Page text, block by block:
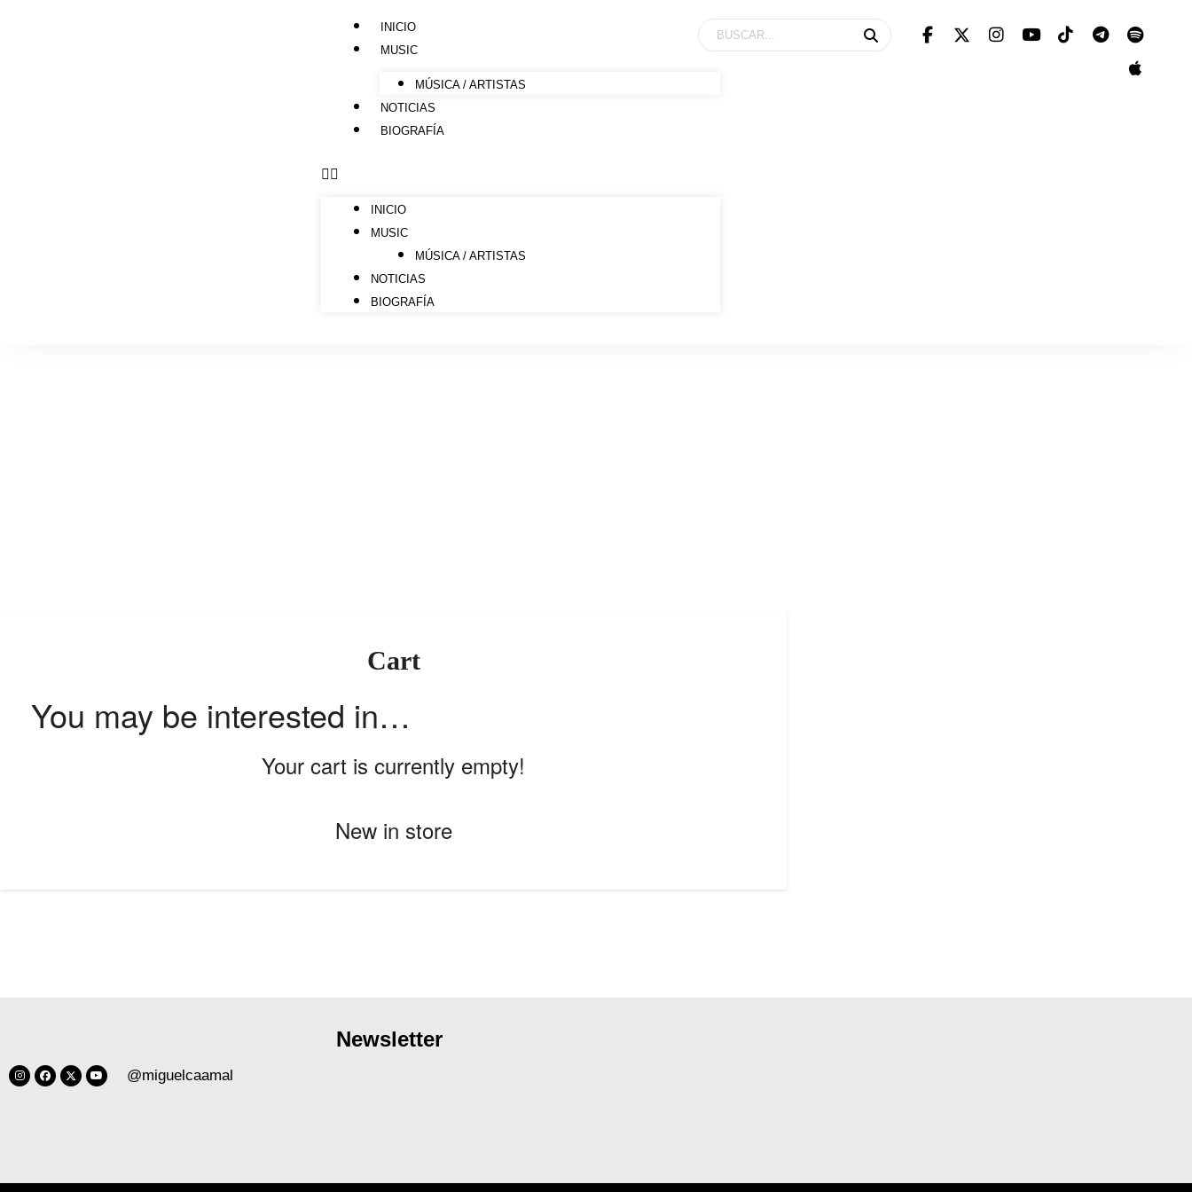
INICIO
MUSIC
MÚSICA / ARTISTAS
NOTICIAS
BIOGRAFÍA
INICIO
MUSIC
MÚSICA / ARTISTAS
NOTICIAS
BIOGRAFÍA
Cart
You may be interested in…
Your cart is currently empty!
New in store
@miguelcaamal
Newsletter